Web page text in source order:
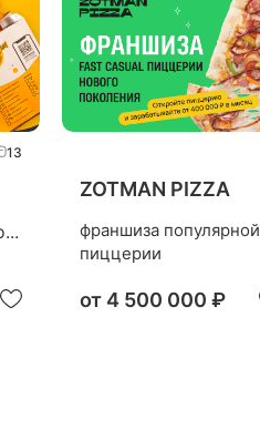
13
ZOTMAN PIZZA
франшиза популярной
пиццерии
от 4 500 000 ₽